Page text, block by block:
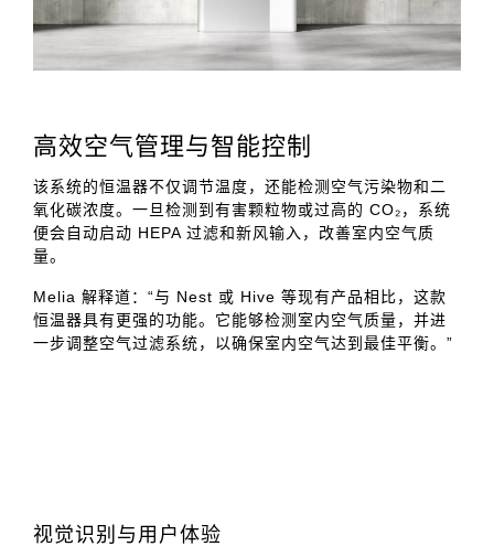
高效空气管理与智能控制
该系统的恒温器不仅调节温度，还能检测空气污染物和二
氧化碳浓度。一旦检测到有害颗粒物或过高的 CO₂，系统
便会自动启动 HEPA 过滤和新风输入，改善室内空气质
量。
Melia 解释道：“与 Nest 或 Hive 等现有产品相比，这款
恒温器具有更强的功能。它能够检测室内空气质量，并进
一步调整空气过滤系统，以确保室内空气达到最佳平衡。”
视觉识别与用户体验